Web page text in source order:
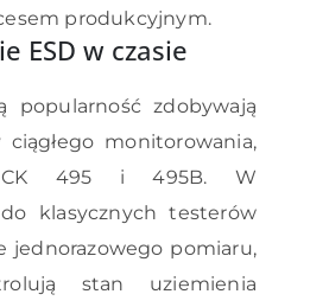
produkcyjnym.
ESD w czasie
popularność zdobywają
monitorowania,
495 i 495B. W
klasycznych testerów
jednorazowego pomiaru,
stan uziemienia